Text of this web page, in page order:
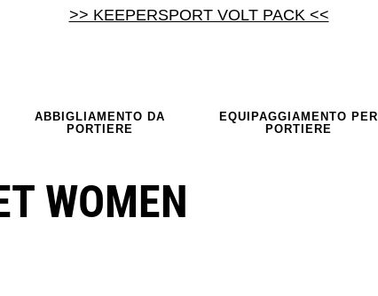
>> KEEPERSPORT VOLT PACK <<
ABBIGLIAMENTO DA
PORTIERE
EQUIPAGGIAMENTO PER
PORTIERE
WOMEN